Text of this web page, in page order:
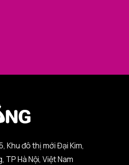
Khu đô thị mới Đại Kim,
Hà Nội, Việt Nam